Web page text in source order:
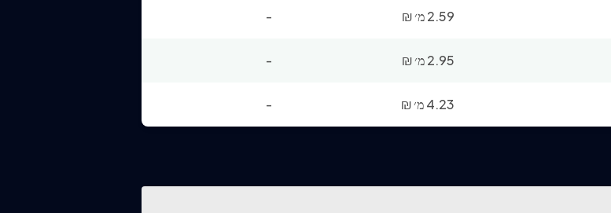
2.59 מ׳ ₪
-
2.95 מ׳ ₪
-
4.23 מ׳ ₪
-